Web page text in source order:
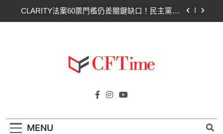
CLARITY法案60票門檻仍差關鍵缺口！民主黨七
Hut 8淨虧1.77億美元股價急挫！比特幣持倉縮水成
主因 市場聚焦比特幣波動
CLARITY法案60票門檻仍差關鍵缺口！民主黨七
SpaceX上市後首份季報：營收78億超預期 比特幣
Cftime.io
AI（ChatGPT）、區塊鏈、NFT、加密貨
MENU